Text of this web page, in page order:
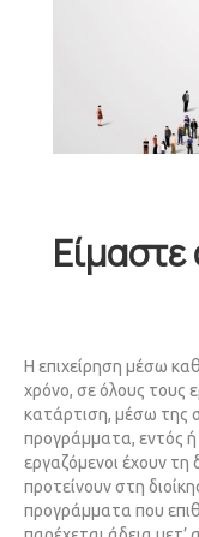
Η επιχείρηση μέσω
χρόνο, σε όλους τους
κατάρτιση, μέσω της
προγράμματα, εντός ή
εργαζόμενοι έχουν τη
προτείνουν στη
προγράμματα που